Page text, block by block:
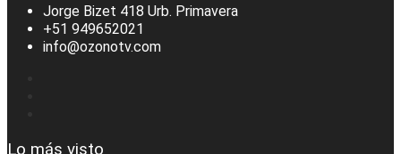
Jorge Bizet 418 Urb. Primavera
+51 949652021
info@ozonotv.com
Lo más visto